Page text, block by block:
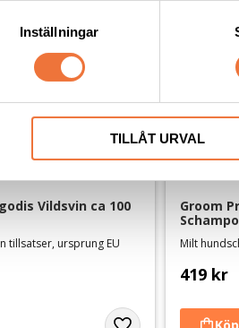
Inställningar
TILLÅT URVAL
Vildsvin ca 100
tillsatser, ursprung EU
Groom
Milt
419 kr